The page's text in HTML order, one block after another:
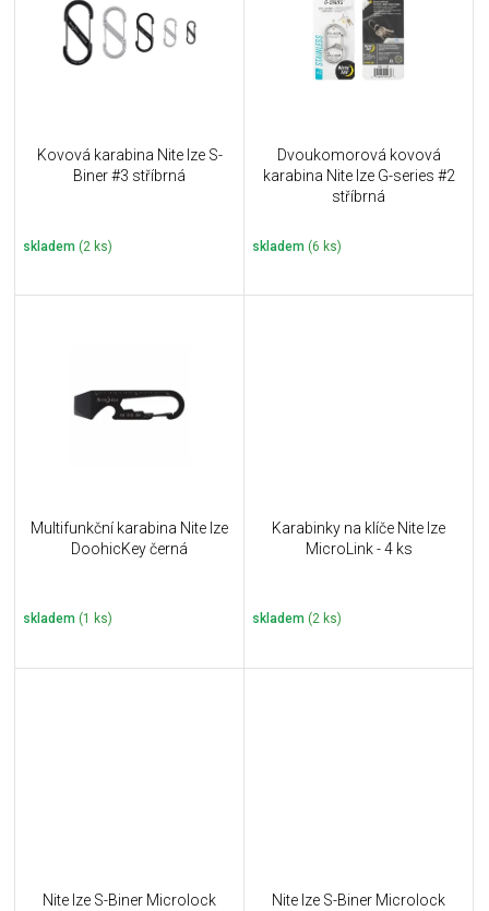
Kovová karabina Nite Ize S-
Biner #3 stříbrná
skladem (2 ks)
Dvoukomorová kovová
karabina Nite Ize G-series #2
stříbrná
skladem (6 ks)
Multifunkční karabina Nite Ize
DoohicKey černá
skladem (1 ks)
Karabinky na klíče Nite Ize
MicroLink - 4 ks
skladem (2 ks)
Nite Ize S-Biner Microlock
Nite Ize S-Biner Microlock